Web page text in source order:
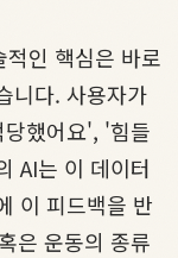
인 핵심은 바로
니다. 사용자가
했어요', '힘들
AI는 이 데이터
이 피드백을 반
은 운동의 종류